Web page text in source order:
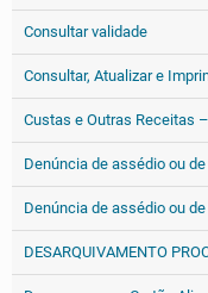
Consultar validade
Consultar, Atualizar e
Custas e Outras Receitas
Denúncia de assédio ou
Denúncia de assédio ou
DESARQUIVAMENTO